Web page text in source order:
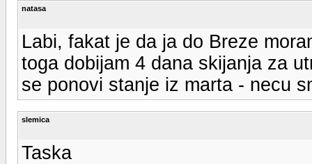
natasa
Labi, fakat je da ja do Breze
toga dobijam 4 dana skijanja za
se ponovi stanje iz marta - necu
slemica
Taska